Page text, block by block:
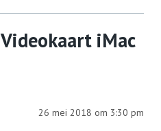
Videokaart iMac
26 mei 2018 om 3:30 pm